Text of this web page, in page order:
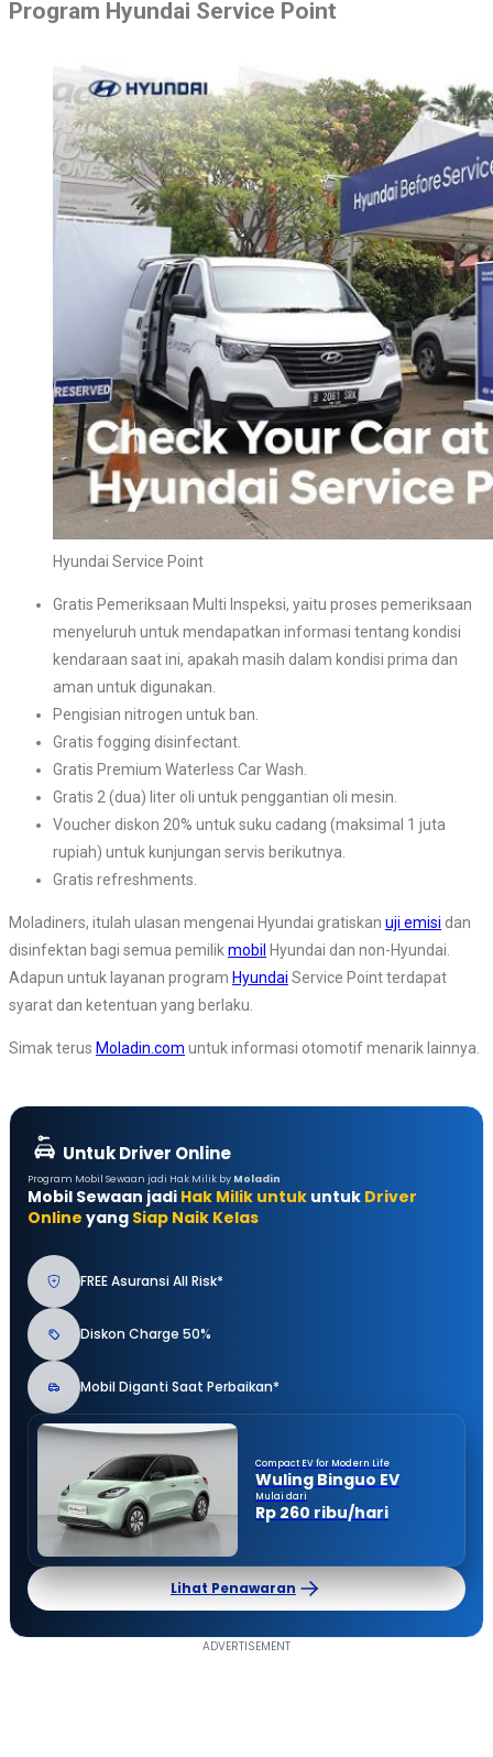
Program Hyundai Service Point
Hyundai Service Point
Gratis Pemeriksaan Multi Inspeksi, yaitu proses pemeriksaan
menyeluruh untuk mendapatkan informasi tentang kondisi
kendaraan saat ini, apakah masih dalam kondisi prima dan
aman untuk digunakan.
Pengisian nitrogen untuk ban.
Gratis fogging disinfectant.
Gratis Premium Waterless Car Wash.
Gratis 2 (dua) liter oli untuk penggantian oli mesin.
Voucher diskon 20% untuk suku cadang (maksimal 1 juta
rupiah) untuk kunjungan servis berikutnya.
Gratis refreshments.
Moladiners, itulah ulasan mengenai Hyundai gratiskan uji emisi dan
disinfektan bagi semua pemilikmobil Hyundai dan non-Hyundai.
Adapun untuk layanan program Hyundai Service Point terdapat
syarat dan ketentuan yang berlaku.
Simak terus Moladin.com untuk informasi otomotif menarik lainnya.
Untuk Driver Online
Program Mobil Sewaan jadi Hak Milik by Moladin
Mobil Sewaan jadi Hak Milik untuk untuk Driver
Online yang Siap Naik Kelas
FREE Asuransi All Risk*
Diskon Charge 50%
Mobil Diganti Saat Perbaikan*
Compact EV for Modern Life
Wuling Binguo EV
Mulai dari
Rp 260 ribu/hari
Lihat Penawaran